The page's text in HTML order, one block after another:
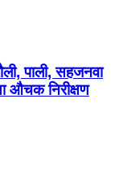
पाली, सहजनवा
औचक निरीक्षण